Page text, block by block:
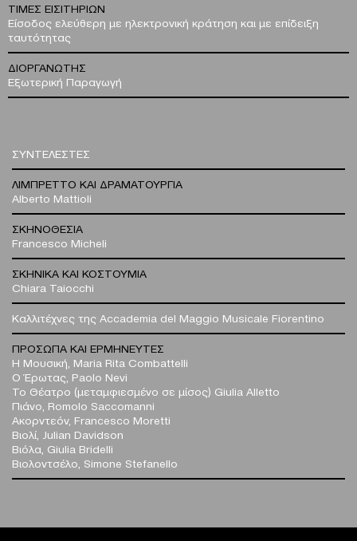
ΤΙΜΕΣ ΕΙΣΙΤΗΡΙΩΝ
Είσοδος ελεύθερη με ηλεκτρονική κράτηση και με επίδειξη
ταυτότητας
ΔΙΟΡΓΑΝΩΤΗΣ
Εξωτερική Παραγωγή
ΣΥΝΤΕΛΕΣΤΕΣ
ΛΙΜΠΡΕΤΤΟ ΚΑΙ ΔΡΑΜΑΤΟΥΡΓΙΑ
Alberto Mattioli
ΣΚΗΝΟΘΕΣΙΑ
Francesco Micheli
ΣΚΗΝΙΚΑ ΚΑΙ ΚΟΣΤΟΥΜΙΑ
Chiara Taiocchi
Καλλιτέχνες της Accademia del Maggio Musicale Fiorentino
ΠΡΟΣΩΠΑ ΚΑΙ ΕΡΜΗΝΕΥΤΕΣ
Η Μουσική, Maria Rita Combattelli
Ο Έρωτας, Paolo Nevi
Το Θέατρο (μεταμφιεσμένο σε μίσος) Giulia Alletto
Πιάνο, Romolo Saccomanni
Ακορντεόν, Francesco Moretti
Βιολί, Julian Davidson
Βιόλα, Giulia Bridelli
Βιολοντσέλο, Simone Stefanello